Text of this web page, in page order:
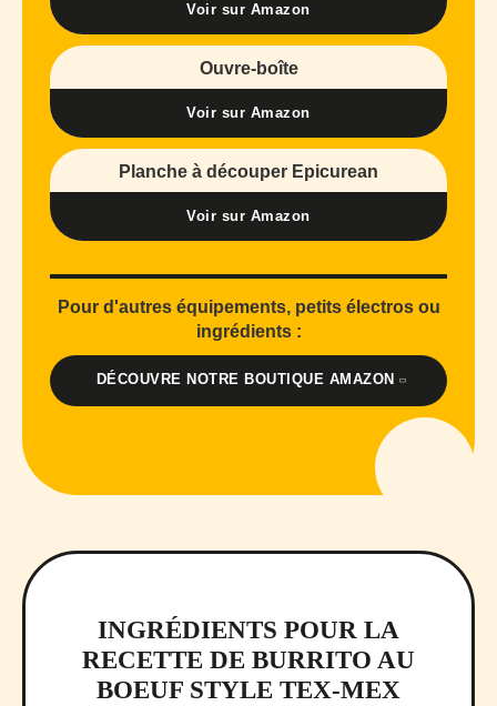
Voir sur Amazon
Ouvre-boîte
Voir sur Amazon
Planche à découper Epicurean
Voir sur Amazon
Pour d'autres équipements, petits électros ou
ingrédients :
DÉCOUVRE NOTRE BOUTIQUE AMAZON
INGRÉDIENTS POUR LA
RECETTE DE BURRITO AU
BOEUF STYLE TEX-MEX